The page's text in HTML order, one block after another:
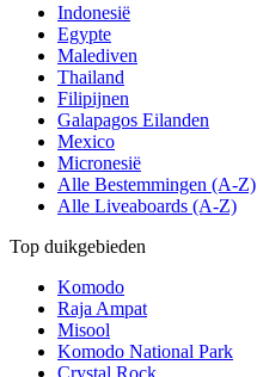
Indonesië
Egypte
Malediven
Thailand
Filipijnen
Galapagos Eilanden
Mexico
Micronesië
Alle Bestemmingen (A-Z)
Alle Liveaboards (A-Z)
Top duikgebieden
Komodo
Raja Ampat
Misool
Komodo National Park
Crystal Rock